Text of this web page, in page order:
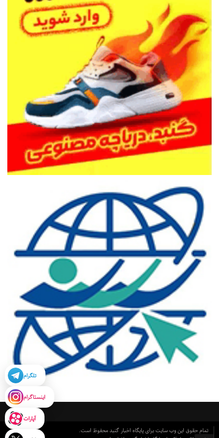
تمام حقوق این وب سایت برای پایگاه اخبار گنبد محفوظ است.
تلگرام
اینستاگرام
آپارات